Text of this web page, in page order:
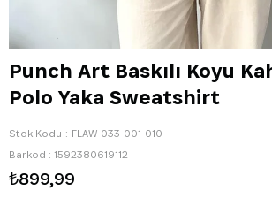
Punch Art Baskılı Koyu
Polo Yaka Sweatshirt
Stok Kodu
FLAW-033-001-010
Barkod : 1592380619112
₺899,99